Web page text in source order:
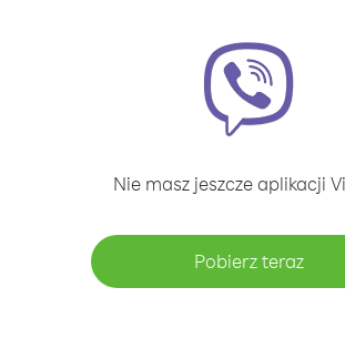
Nie masz jeszcze aplikacji
Pobierz teraz